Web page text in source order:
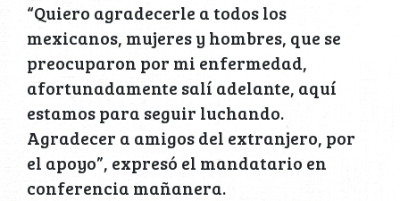
“Quiero agradecerle a todos los
mexicanos, mujeres y hombres, que se
preocuparon por mi enfermedad,
afortunadamente salí adelante, aquí
estamos para seguir luchando.
Agradecer a amigos del extranjero, por
el apoyo”, expresó el mandatario en
conferencia mañanera.